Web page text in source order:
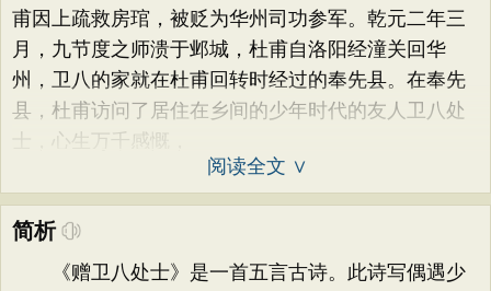
甫因上疏救房琯，被贬为华州司功参军。乾元二年三
月，九节度之师溃于邺城，杜甫自洛阳经潼关回华
州，卫八的家就在杜甫回转时经过的奉先县。在奉先
县，杜甫访问了居住在乡间的少年时代的友人卫八处
士，心生万千感慨，
阅读全文 ∨
简析
《赠卫八处士》是一首五言古诗。此诗写偶遇少